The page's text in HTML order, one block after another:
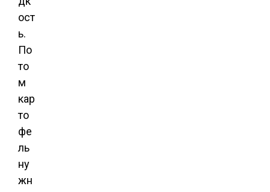
ост
ь.
По
то
м
кар
то
фе
ль
ну
жн